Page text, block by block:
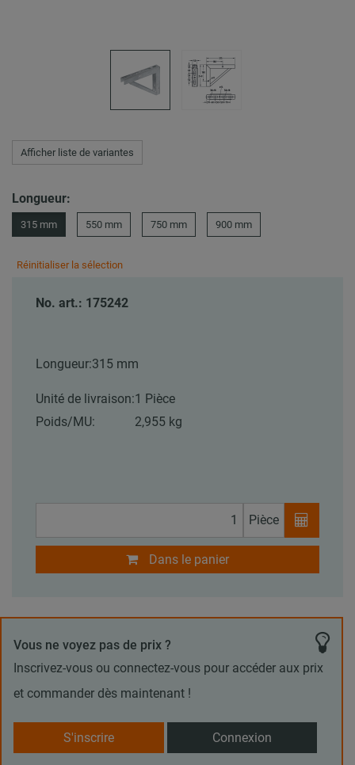
Afficher liste de variantes
Longueur:
315 mm 550 mm 750 mm 900 mm
Réinitialiser la sélection
No. art.: 175242
Longueur:315 mm
Unité de livraison:1 Pièce
Poids/MU:
2,955 kg
Pièce
Dans le panier
Vous ne voyez pas de prix ?
Inscrivez-vous ou connectez-vous pour accéder aux prix
et commander dès maintenant !
S'inscrire Connexion